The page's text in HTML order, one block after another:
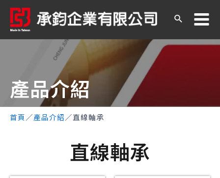
產品介紹​
首頁／產品介紹／直線軸承
直線軸承